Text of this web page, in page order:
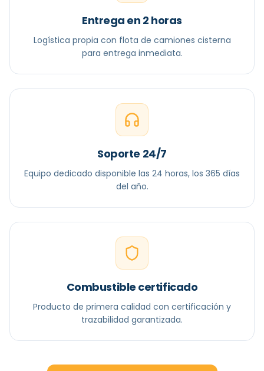
Entrega en 2 horas
Logística propia con flota de camiones cisterna
para entrega inmediata.
Soporte 24/7
Equipo dedicado disponible las 24 horas, los 365 días
del año.
Combustible certificado
Producto de primera calidad con certificación y
trazabilidad garantizada.